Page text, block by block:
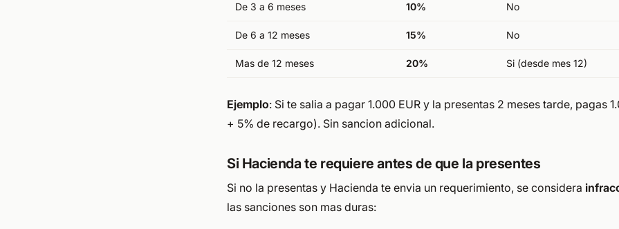
De 3 a 6 meses 10% No
De 6 a 12 meses 15% No
Mas de 12 meses 20% Si (desde mes 12)
Ejemplo: Si te salia a pagar 1.000 EUR y la presentas 2 meses tarde, pagas
+ 5% de recargo). Sin sancion adicional.
Si Hacienda te requiere antes de que la presentes
Si no la presentas y Hacienda te envia un requerimiento, se considera
las sanciones son mas duras: